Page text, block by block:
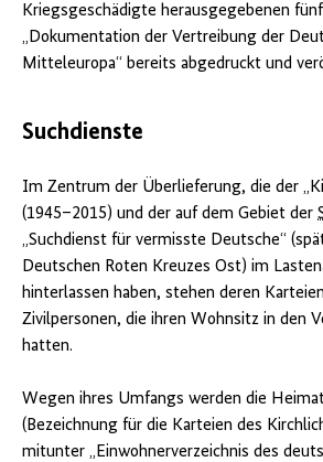
Kriegsgeschädigte herausgegebenen
„Dokumentation der Vertreibung der
Mitteleuropa“ bereits abgedruckt und
Suchdienste
Im Zentrum der Überlieferung, die der
(1945–2015) und der auf dem Gebiet der
„Suchdienst für vermisste Deutsche“
Deutschen Roten Kreuzes Ost) im
hinterlassen haben, stehen deren
Zivilpersonen, die ihren Wohnsitz in den
hatten.
Wegen ihres Umfangs werden die
(Bezeichnung für die Karteien des
mitunter „Einwohnerverzeichnis des